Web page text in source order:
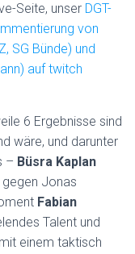
Seite, unser DGT-
von
SG Bünde) und
auf twitch
6 Ergebnisse sind
wäre, und darunter
– Büsra Kaplan
Jonas
Fabian
Talent und
einem taktisch